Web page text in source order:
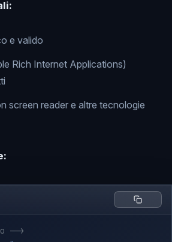
e valido
Rich Internet Applications)
screen reader e altre tecnologie